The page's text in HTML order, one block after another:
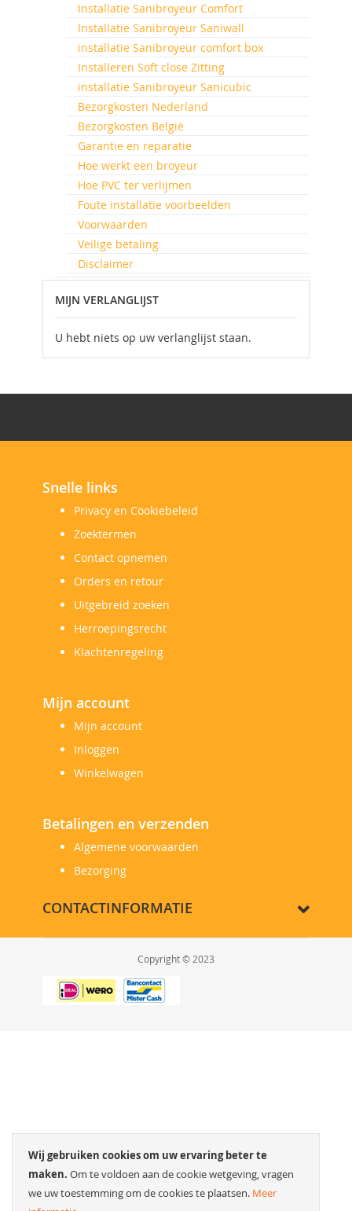
Wij gebruiken cookies om uw ervaring beter te
maken. Om te voldoen aan de cookie wetgeving, vragen
we uw toestemming om de cookies te plaatsen. Meer
Installatie Sanibroyeur Comfort
Installatie Sanibroyeur Saniwall
installatie Sanibroyeur comfort box
Installeren Soft close Zitting
installatie Sanibroyeur Sanicubic
Bezorgkosten Nederland
Bezorgkosten België
Garantie en reparatie
Hoe werkt een broyeur
Hoe PVC ter verlijmen
Foute installatie voorbeelden
Voorwaarden
Veilige betaling
Disclaimer
MIJN VERLANGLIJST
U hebt niets op uw verlanglijst staan.
Snelle links
Privacy en Cookiebeleid
Zoektermen
Contact opnemen
Orders en retour
Uitgebreid zoeken
Herroepingsrecht
Klachtenregeling
Mijn account
Mijn account
Inloggen
Winkelwagen
Betalingen en verzenden
Algemene voorwaarden
Bezorging
CONTACTINFORMATIE
Copyright © 2023